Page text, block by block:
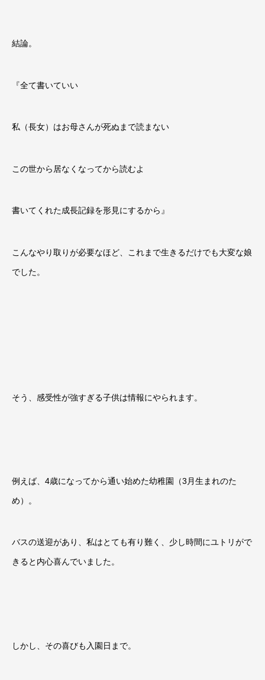
結論。
『全て書いていい
私（長女）はお母さんが死ぬまで読まない
この世から居なくなってから読むよ
書いてくれた成長記録を形見にするから』
こんなやり取りが必要なほど、これまで生きるだけでも大変な娘
でした。
そう、感受性が強すぎる子供は情報にやられます。
例えば、 4歳になってから通い始めた幼稚園（3 月生まれのた
め）。
バスの送迎があり、私はとても有り難く、少し時間にユトリがで
きると内心喜んでいました。
しかし、その喜びも入園日まで。